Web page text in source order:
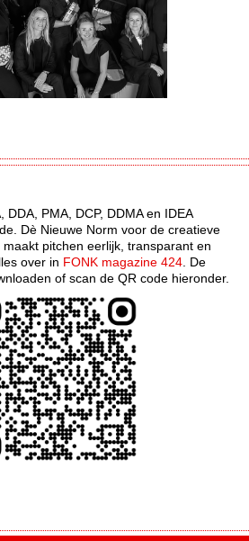
DDA, PMA, DCP, DDMA en IDEA
Dè Nieuwe Norm voor de creatieve
pitchen eerlijk, transparant en
over in FONK magazine 424. De
of scan de QR code hieronder.